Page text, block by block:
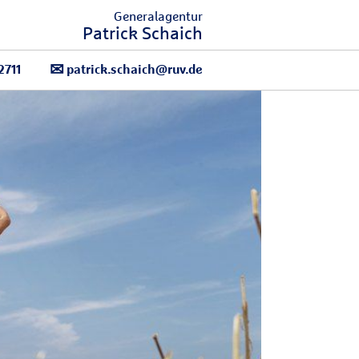
Generalagentur
Patrick Schaich
patrick.schaich@ruv.de